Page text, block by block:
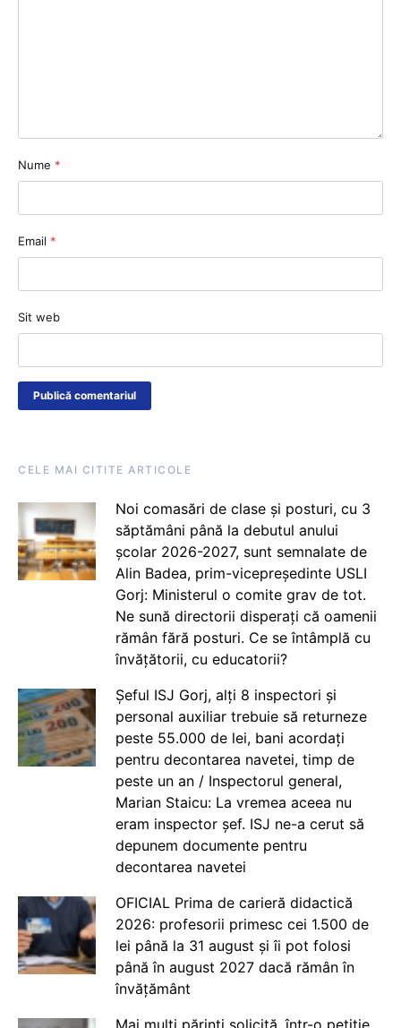
Nume *
Email *
Sit web
CELE MAI CITITE ARTICOLE
Noi comasări de clase și posturi, cu 3
săptămâni până la debutul anului
școlar 2026-2027, sunt semnalate de
Alin Badea, prim-vicepreședinte USLI
Gorj: Ministerul o comite grav de tot.
Ne sună directorii disperați că oamenii
rămân fără posturi. Ce se întâmplă cu
învățătorii, cu educatorii?
Șeful ISJ Gorj, alți 8 inspectori și
personal auxiliar trebuie să returneze
peste 55.000 de lei, bani acordați
pentru decontarea navetei, timp de
peste un an / Inspectorul general,
Marian Staicu: La vremea aceea nu
eram inspector șef. ISJ ne-a cerut să
depunem documente pentru
decontarea navetei
OFICIAL Prima de carieră didactică
2026: profesorii primesc cei 1.500 de
lei până la 31 august și îi pot folosi
până în august 2027 dacă rămân în
învățământ
Mai mulți părinți solicită, într-o petiție,